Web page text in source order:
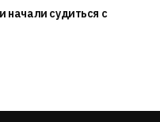
начали судиться с